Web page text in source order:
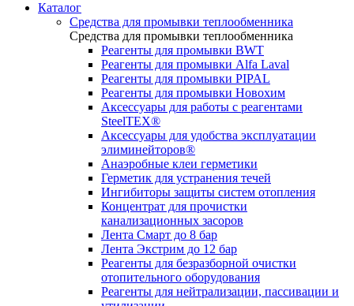
Каталог
Средства для промывки теплообменника
Средства для промывки теплообменника
Реагенты для промывки BWT
Реагенты для промывки Alfa Laval
Реагенты для промывки PIPAL
Реагенты для промывки Новохим
Аксессуары для работы с реагентами
SteelTEX®
Аксессуары для удобства эксплуатации
элиминейторов®
Анаэробные клеи герметики
Герметик для устранения течей
Ингибиторы защиты систем отопления
Концентрат для прочистки
канализационных засоров
Лента Смарт до 8 бар
Лента Экстрим до 12 бар
Реагенты для безразборной очистки
отопительного оборудования
Реагенты для нейтрализации, пассивации и